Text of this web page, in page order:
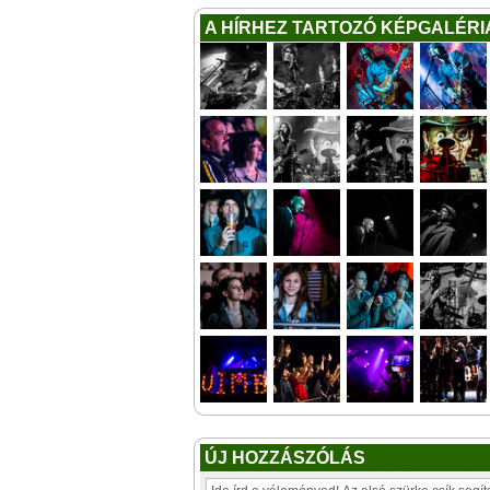
A HÍRHEZ TARTOZÓ
ÚJ HOZZÁSZÓLÁS